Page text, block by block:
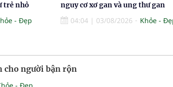
trẻ nhỏ
- Đẹp
nguy cơ xơ gan và ung thư gan
04:04 | 03/08/2026 Khỏe -
cho người bận rộn